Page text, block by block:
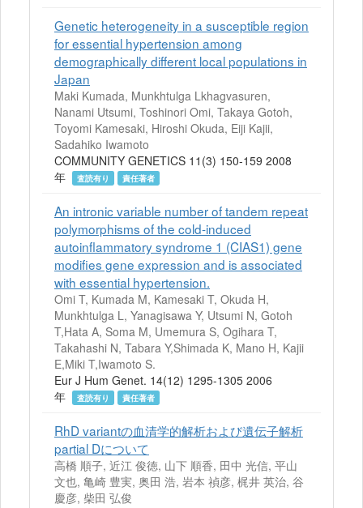
Genetic heterogeneity in a susceptible region
for essential hypertension among
demographically different local populations in
Japan
Maki Kumada, Munkhtulga Lkhagvasuren,
Nanami Utsumi, Toshinori Omi, Takaya Gotoh,
Toyomi Kamesaki, Hiroshi Okuda, Eiji Kajii,
Sadahiko Iwamoto
COMMUNITY GENETICS 11(3) 150-159 2008
年
査読有り 責任著者
An intronic variable number of tandem repeat
polymorphisms of the cold-induced
autoinflammatory syndrome 1 (CIAS1) gene
modifies gene expression and is associated
with essential hypertension.
Omi T, Kumada M, Kamesaki T, Okuda H,
Munkhtulga L, Yanagisawa Y, Utsumi N, Gotoh
T,Hata A, Soma M, Umemura S, Ogihara T,
Takahashi N, Tabara Y,Shimada K, Mano H, Kajii
E,Miki T,Iwamoto S.
Eur J Hum Genet. 14(12) 1295-1305 2006
年
査読有り 責任著者
RhD variantの血清学的解析および遺伝子解析
partial Dについて
高橋 順子, 近江 俊徳, 山下 順香, 田中 光信, 平山
文也, 亀崎 豊実, 奥田 浩, 岩本 禎彦, 梶井 英治, 谷
慶彦, 柴田 弘俊